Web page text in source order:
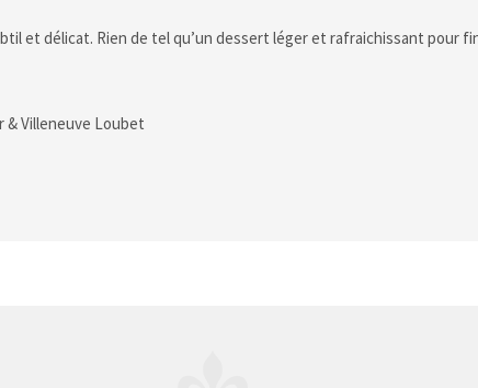
et délicat. Rien de tel qu’un dessert léger et rafraichissant pour
& Villeneuve Loubet